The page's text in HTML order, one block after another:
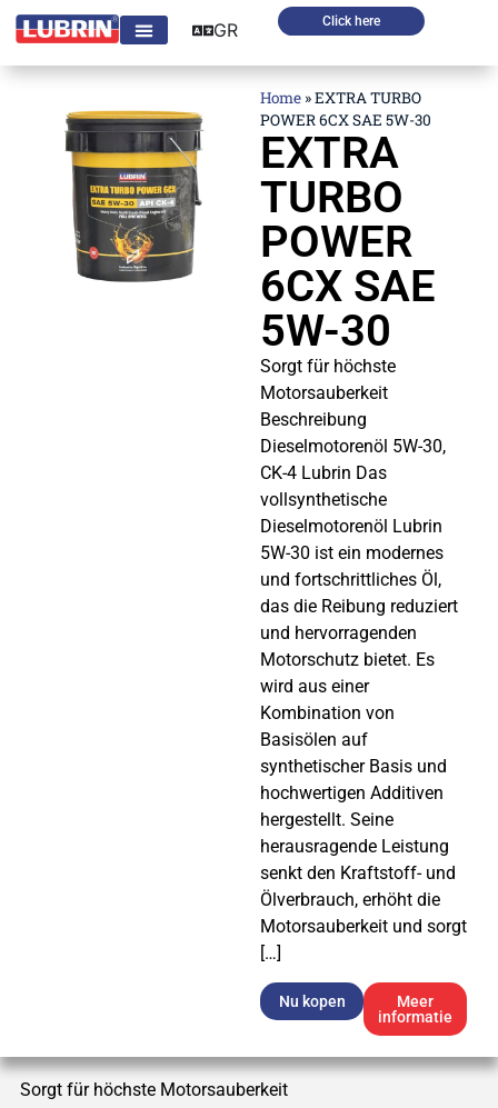
Click here
GR
Home »EXTRA TURBO
POWER 6CX SAE 5W-30
EXTRA
TURBO
POWER
6CX SAE
5W-30
Sorgt für höchste
Motorsauberkeit
Beschreibung
Dieselmotorenöl 5W-30,
CK-4 Lubrin Das
vollsynthetische
Dieselmotorenöl Lubrin
5W-30 ist ein modernes
und fortschrittliches Öl,
das die Reibung reduziert
und hervorragenden
Motorschutz bietet. Es
wird aus einer
Kombination von
Basisölen auf
synthetischer Basis und
hochwertigen Additiven
hergestellt. Seine
herausragende Leistung
senkt den Kraftstoff- und
Ölverbrauch, erhöht die
Motorsauberkeit und sorgt
[…]
Nu kopen
Meer
informatie
Sorgt für höchste Motorsauberkeit